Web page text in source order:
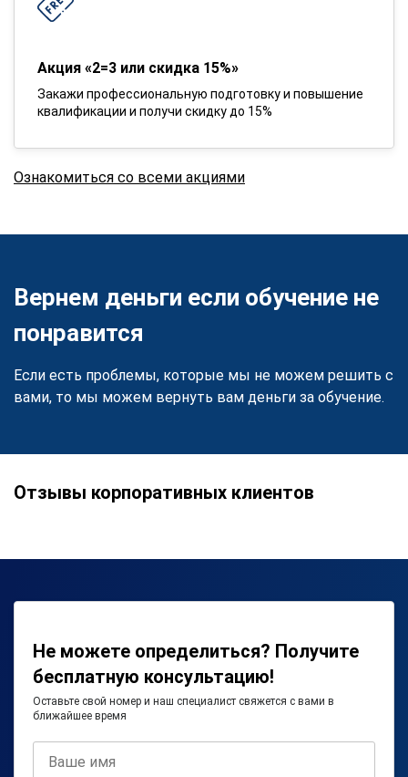
Акция «2=3 или скидка 15%»
Закажи профессиональную подготовку и повышение
квалификации и получи скидку до 15%
Ознакомиться со всеми акциями
Вернем деньги если обучение не
понравится
Если есть проблемы, которые мы не можем решить с
вами, то мы можем вернуть вам деньги за обучение.
Отзывы корпоративных клиентов
Не можете определиться? Получите
бесплатную консультацию!
Оставьте свой номер и наш специалист свяжется с вами в
ближайшее время